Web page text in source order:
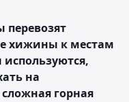
перевозят
хижины к местам
на
горная